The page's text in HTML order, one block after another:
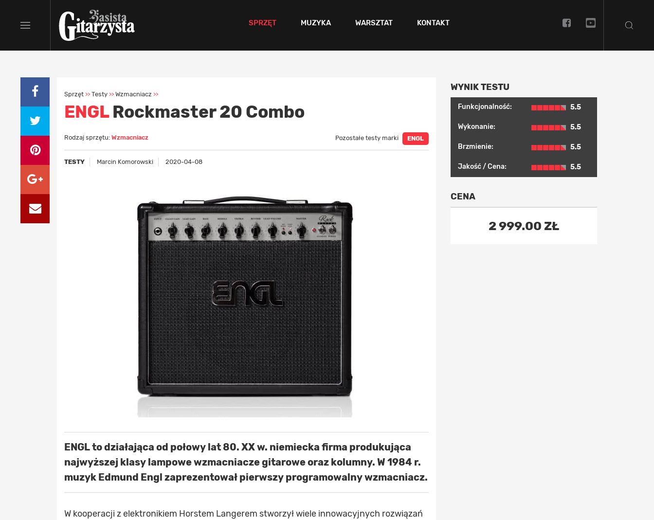
SPRZĘT MUZYKA WARSZTAT KONTAKT
Sprzęt >> Testy >> Wzmacniacz >>
ENGLRockmaster 20 Combo
Rodzaj sprzętu: Wzmacniacz Pozostałe testy marki ENGL
TESTY Marcin Komorowski 2020-04-08
ENGL to działająca od połowy lat 80. XX w. niemiecka firma produkująca
najwyższej klasy lampowe wzmacniacze gitarowe oraz kolumny. W 1984 r.
muzyk Edmund Engl zaprezentował pierwszy programowalny wzmacniacz.
W kooperacji z elektronikiem Horstem Langerem stworzył wiele innowacyjnych rozwiązań
WYNIK TESTU
Funkcjonalność: 5.5
Wykonanie: 5.5
Brzmienie: 5.5
Jakość / Cena: 5.5
CENA
2 999.00 ZŁ